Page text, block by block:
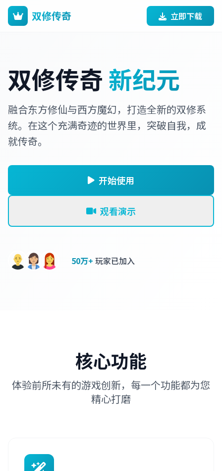
双修传奇 立即下载
双修传奇 新纪元
融合东方修仙与西方魔幻，打造全新的双修系
统。在这个充满奇迹的世界里，突破自我，成
就传奇。
开始使用
观看演示
50万+ 玩家已加入
核心功能
体验前所未有的游戏创新，每一个功能都为您
精心打磨